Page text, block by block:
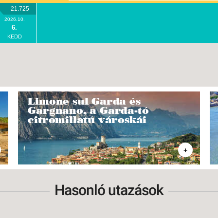
21.725
2026.10.
6.
KEDD
Limone sul Garda és
Gargnano, a Garda-tó
citromillatú városkái
+
Hasonló utazások